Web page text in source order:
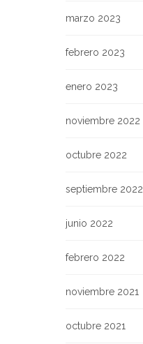
marzo 2023
febrero 2023
enero 2023
noviembre 2022
octubre 2022
septiembre 2022
junio 2022
febrero 2022
noviembre 2021
octubre 2021